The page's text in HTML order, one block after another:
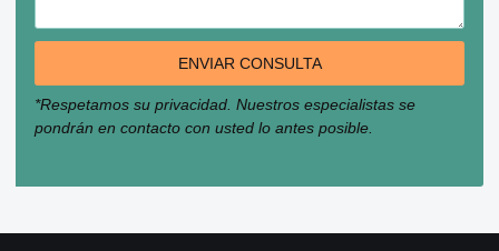
ENVIAR CONSULTA
*Respetamos su privacidad. Nuestros especialistas se
pondrán en contacto con usted lo antes posible.